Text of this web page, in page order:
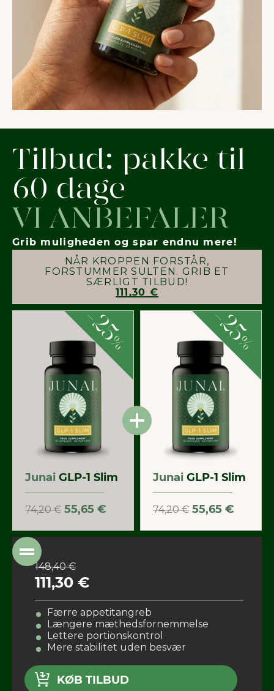
Tilbud: pakke til
60 dage
VI ANBEFALER
Grib muligheden og spar endnu mere!
NÅR KROPPEN FORSTÅR,
FORSTUMMER SULTEN. GRIB ET
SÆRLIGT TILBUD!
111,30 €
-
25
%
Junai GLP-1 Slim
74,20 € 55,65 €
-
25
%
Junai GLP-1 Slim
74,20 € 55,65 €
148,40 €
111,30 €
Færre appetitangreb
Længere mæthedsfornemmelse
Lettere portionskontrol
Mere stabilitet uden besvær
KØB TILBUD